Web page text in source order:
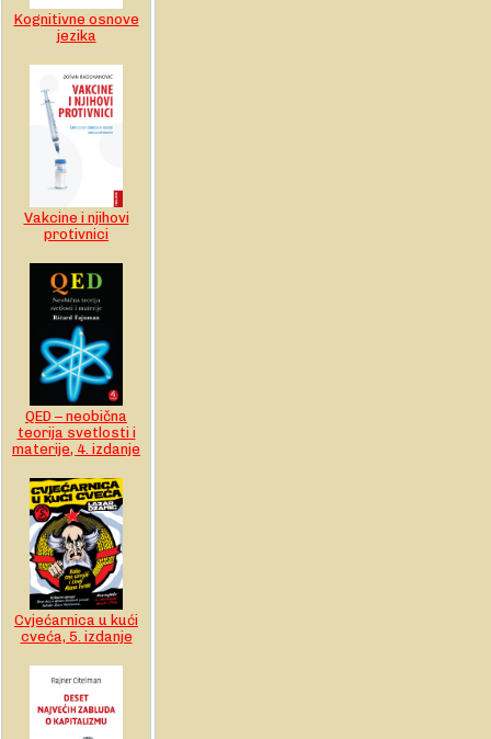
Kognitivne osnove
jezika
Vakcine i njihovi
protivnici
QED – neobična
teorija svetlosti i
materije, 4. izdanje
Cvjećarnica u kući
cveća, 5. izdanje